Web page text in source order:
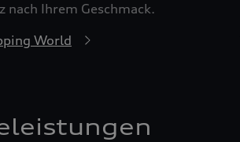
nach Ihrem Geschmack.
World